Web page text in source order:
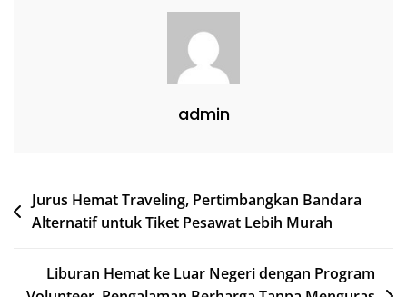
Dan
admin
Post
navigation
Jurus Hemat Traveling, Pertimbangkan Bandara
Alternatif untuk Tiket Pesawat Lebih Murah
Liburan Hemat ke Luar Negeri dengan Program